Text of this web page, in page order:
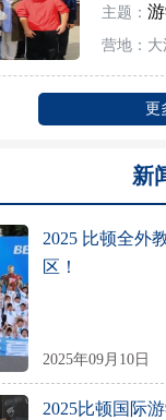
主题：
营地：大
更
新
2025 比顿全外
区！
2025年09月10日
2025比顿国际